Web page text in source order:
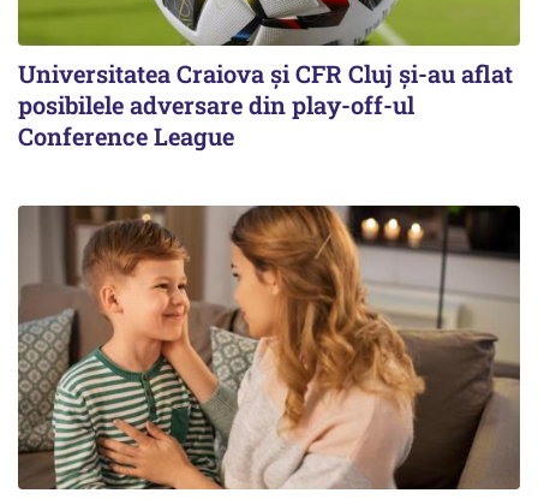
Universitatea Craiova și CFR Cluj și-au aflat
posibilele adversare din play-off-ul
Conference League